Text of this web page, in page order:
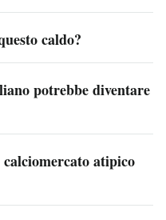
caldo?
potrebbe diventare
atipico